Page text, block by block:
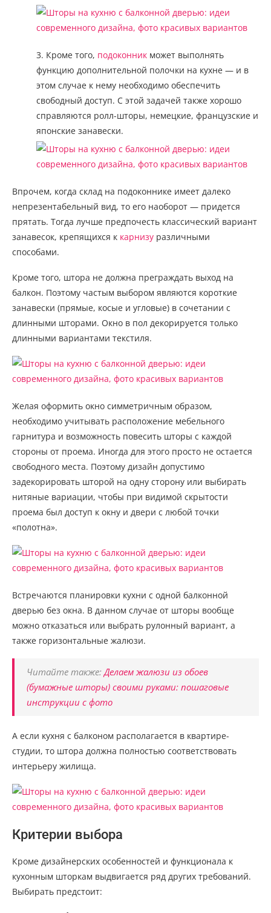
3. Кроме того, подоконник может выполнять
функцию дополнительной полочки на кухне — и в
этом случае к нему необходимо обеспечить
свободный доступ. С этой задачей также хорошо
справляются ролл-шторы, немецкие, французские и
японские занавески.
Впрочем, когда склад на подоконнике имеет далеко
непрезентабельный вид, то его наоборот — придется
прятать. Тогда лучше предпочесть классический вариант
занавесок, крепящихся к карнизу различными
способами.
Кроме того, штора не должна преграждать выход на
балкон. Поэтому частым выбором являются короткие
занавески (прямые, косые и угловые) в сочетании с
длинными шторами. Окно в пол декорируется только
длинными вариантами текстиля.
Желая оформить окно симметричным образом,
необходимо учитывать расположение мебельного
гарнитура и возможность повесить шторы с каждой
стороны от проема. Иногда для этого просто не остается
свободного места. Поэтому дизайн допустимо
задекорировать шторой на одну сторону или выбирать
нитяные вариации, чтобы при видимой скрытости
проема был доступ к окну и двери с любой точки
«полотна».
Встречаются планировки кухни с одной балконной
дверью без окна. В данном случае от шторы вообще
можно отказаться или выбрать рулонный вариант, а
также горизонтальные жалюзи.
Читайте также: Делаем жалюзи из обоев
(бумажные шторы) своими руками: пошаговые
инструкции с фото
А если кухня с балконом располагается в квартире-
студии, то штора должна полностью соответствовать
интерьеру жилища.
Критерии выбора
Кроме дизайнерских особенностей и функционала к
кухонным шторкам выдвигается ряд других требований.
Выбирать предстоит: